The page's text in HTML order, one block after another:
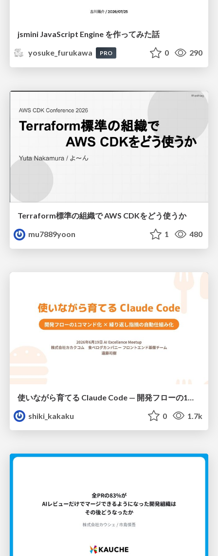
jsmini JavaScript Engine を作ってみた話
yosuke_furukawa
PRO 0 290
Terraform標準の組織で AWS CDKをどう使うか
mu7889yoon
1 480
shiki_kakaku
0 1.7k